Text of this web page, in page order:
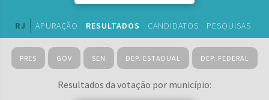
RJ APURAÇÃO RESULTADOS CANDIDATOS PESQUISAS
PRES GOV SEN DEP. ESTADUAL DEP. FEDERAL
Resultados da votação por município: